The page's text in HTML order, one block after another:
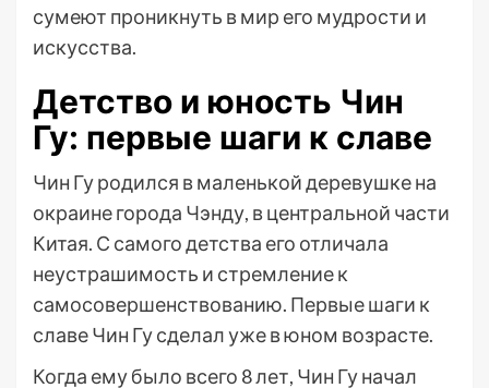
сумеют проникнуть в мир его мудрости и
искусства.
Детство и юность Чин
Гу: первые шаги к славе
Чин Гу родился в маленькой деревушке на
окраине города Чэнду, в центральной части
Китая. С самого детства его отличала
неустрашимость и стремление к
самосовершенствованию. Первые шаги к
славе Чин Гу сделал уже в юном возрасте.
Когда ему было всего 8 лет, Чин Гу начал